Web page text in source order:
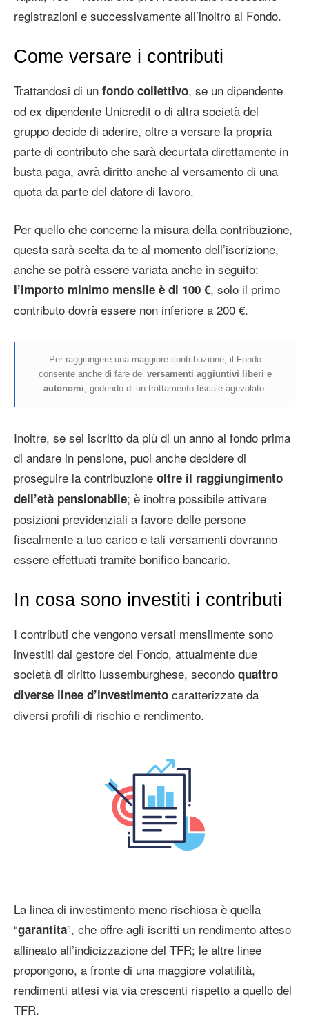
registrazioni e successivamente all’inoltro al Fondo.
Come versare i contributi
Trattandosi di un fondo collettivo, se un dipendente
od ex dipendente Unicredit o di altra società del
gruppo decide di aderire, oltre a versare la propria
parte di contributo che sarà decurtata direttamente in
busta paga, avrà diritto anche al versamento di una
quota da parte del datore di lavoro.
Per quello che concerne la misura della contribuzione,
questa sarà scelta da te al momento dell’iscrizione,
anche se potrà essere variata anche in seguito:
l’importo minimo mensile è di 100 €, solo il primo
contributo dovrà essere non inferiore a 200 €.
Per raggiungere una maggiore contribuzione, il Fondo
consente anche di fare dei versamenti aggiuntivi liberi e
autonomi , godendo di un trattamento fiscale agevolato.
Inoltre, se sei iscritto da più di un anno al fondo prima
di andare in pensione, puoi anche decidere di
proseguire la contribuzione oltre il raggiungimento
dell’età pensionabile; è inoltre possibile attivare
posizioni previdenziali a favore delle persone
fiscalmente a tuo carico e tali versamenti dovranno
essere effettuati tramite bonifico bancario.
In cosa sono investiti i contributi
I contributi che vengono versati mensilmente sono
investiti dal gestore del Fondo, attualmente due
società di diritto lussemburghese, secondo quattro
diverse linee d’investimento caratterizzate da
diversi profili di rischio e rendimento.
La linea di investimento meno rischiosa è quella
“garantita”, che offre agli iscritti un rendimento atteso
allineato all’indicizzazione del TFR; le altre linee
propongono, a fronte di una maggiore volatilità,
rendimenti attesi via via crescenti rispetto a quello del
TFR.